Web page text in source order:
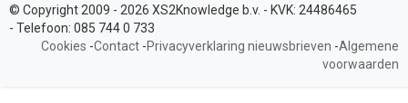
© Copyright 2009 - 2026 XS2Knowledge b.v. - KVK: 24486465
- Telefoon: 085 744 0 733
Cookies -Contact -Privacyverklaring nieuwsbrieven -Algemene
voorwaarden